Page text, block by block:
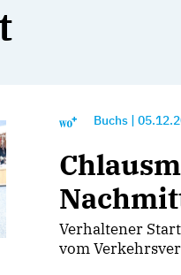
Buchs
Verhaltener
vom